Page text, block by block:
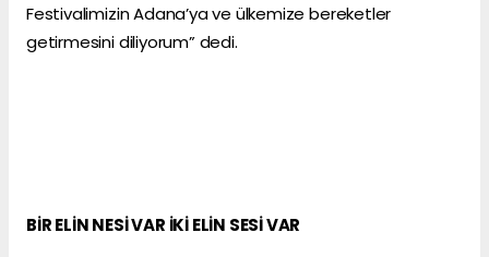
Festivalimizin Adana’ya ve ülkemize bereketler
getirmesini diliyorum” dedi.
BİR ELİN NESİ VAR İKİ ELİN SESİ VAR